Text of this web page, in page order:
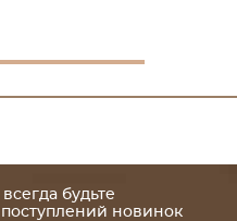
будьте
новинок